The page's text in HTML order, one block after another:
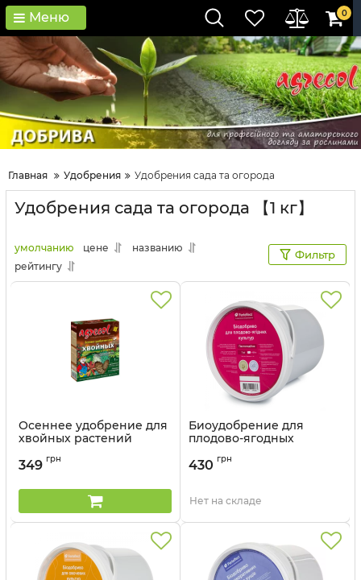
Меню 0
Главная Удобрения Удобрения сада та огорода
Удобрения сада та огорода 【1 кг】
умолчанию цене
названию
рейтингу
Фильтр
Осеннее удобрение для
хвойных растений
Артикул:
349 грн
Биоудобрение для
плодово-ягодных
Артикул:
430 грн
Нет на складе